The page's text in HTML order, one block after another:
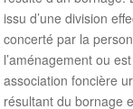
issu d’une division
concerté par la
l’aménagement ou
association foncière
résultant du bornage